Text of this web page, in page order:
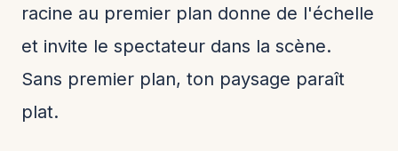
racine au premier plan donne de l'échelle
et invite le spectateur dans la scène.
Sans premier plan, ton paysage paraît
plat.